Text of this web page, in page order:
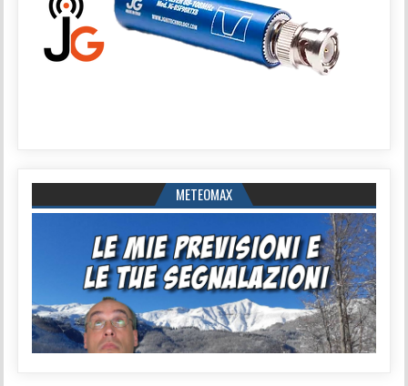
METEOMAX